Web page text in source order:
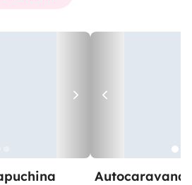
Autocaravana